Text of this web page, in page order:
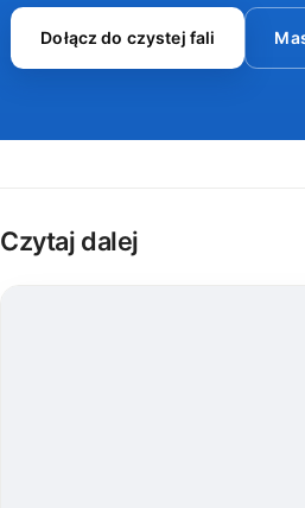
Dołącz do czystej fali
Czytaj dalej